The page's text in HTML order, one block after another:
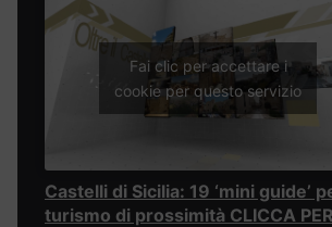
Fai clic per accettare i
cookie per questo servizio
Castelli di Sicilia: 19 ‘mini guide’
turismo di prossimità CLICCA